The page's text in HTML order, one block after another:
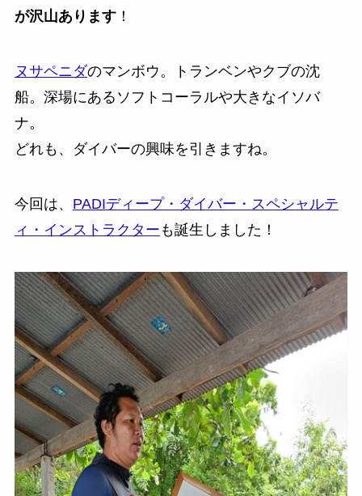
が沢山あります！
ヌサペニダのマンボウ。トランベンやクブの沈
船。深場にあるソフトコーラルや大きなイソバ
ナ。
どれも、ダイバーの興味を引きますね。
今回は、 PADIディープ・ダイバー・スペシャルテ
ィ・インストラクター も誕生しました！